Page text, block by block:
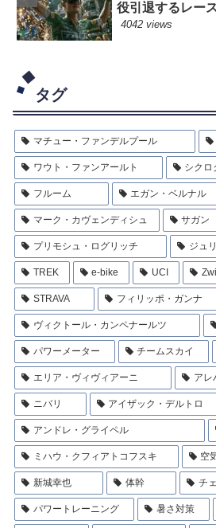
役引退するレー
4042 views
タグ
マチュー・ファンデルプール
ワウト・ファンアールト シクロ
フルーム エガン・ベルナル
マーク・カヴェンディシュ サガン
プリモシュ・ログリッチ ジュ
TREK e-bike UCI
STRAVA フィリッポ・ガンナ
ヴィクトール・カンペナールツ
パワーメーター チームスカイ
エリア・ヴィヴィアーニ アレ
ニバリ アイザック・デルトロ
アンドレ・グライペル
ミハウ・クフィアトコフスキ 空
新城幸也 体幹 チ
パワートレーニング 暑さ対策